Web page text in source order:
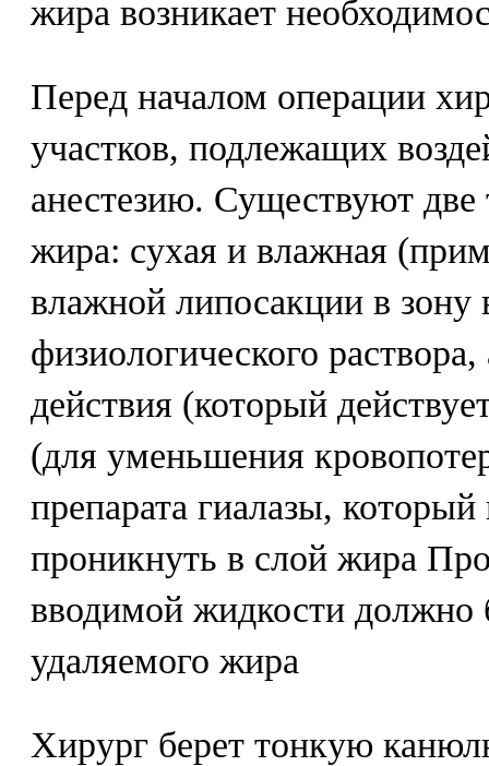
жира возникает
Перед началом операции
участков, подлежащих
анестезию. Существуют две
жира: сухая и влажная
влажной липосакции в зону
физиологического
действия (который
(для уменьшения
препарата гиалазы,
проникнуть в слой жира
вводимой жидкости должно
удаляемого жира
Хирург берет тонкую